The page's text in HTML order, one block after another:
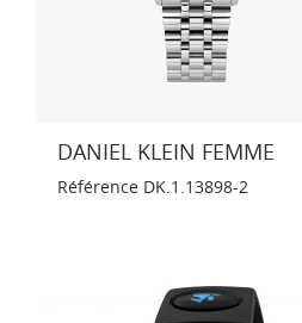
DANIEL KLEIN FEMME
Référence DK.1.13898-2